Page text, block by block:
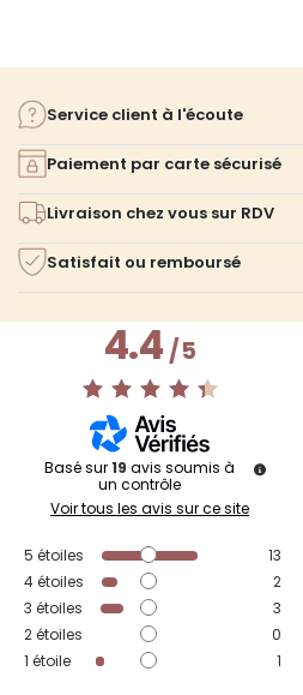
Service client à l'écoute
Paiement par carte sécurisé
Livraison chez vous sur RDV
Satisfait ou remboursé
4.4/5
Basé sur19 avis soumis à
un contrôle
Voir tous les avis sur ce site
5 étoiles
13
4étoiles
2
3 étoiles
3
2étoiles
0
1 étoile 1